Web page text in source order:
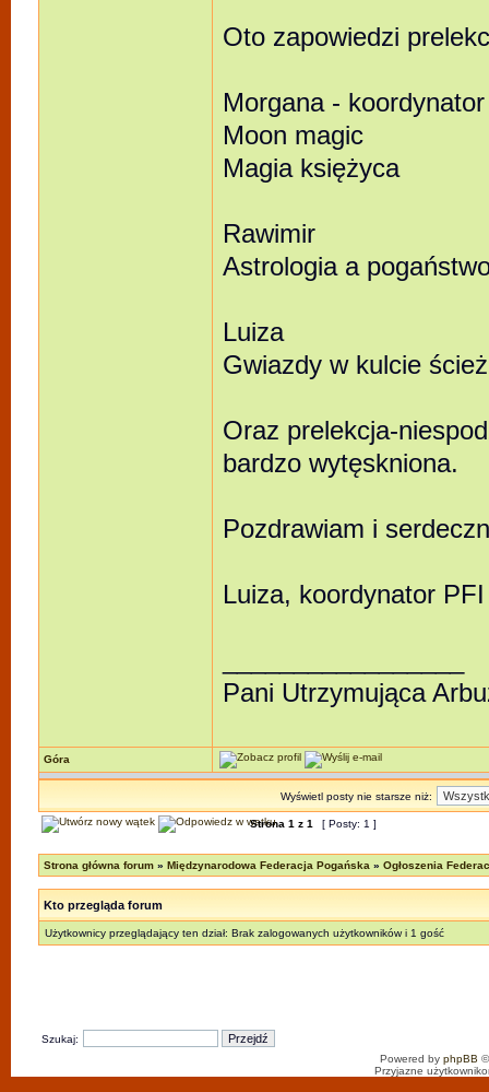
Oto zapowiedzi
Morgana -
Moon magic
Magia księżyca
Rawimir
Astrologia a
Luiza
Gwiazdy w kulcie
Oraz prelekcja-
bardzo wytęskniona.
Pozdrawiam i
Luiza, koordynator
Pani Utrzymująca
Góra
Wyświetl posty nie starsze niż:
Strona 1 z 1 [ Posty: 1 ]
Strona główna forum » Międzynarodowa Federacja Pogańska » Ogłoszenia
Kto przegląda forum
Użytkownicy przeglądający ten dział: Brak zalogowanych użytkowników i 1 gość
Szukaj:
Powered by phpBB
Przyjazne